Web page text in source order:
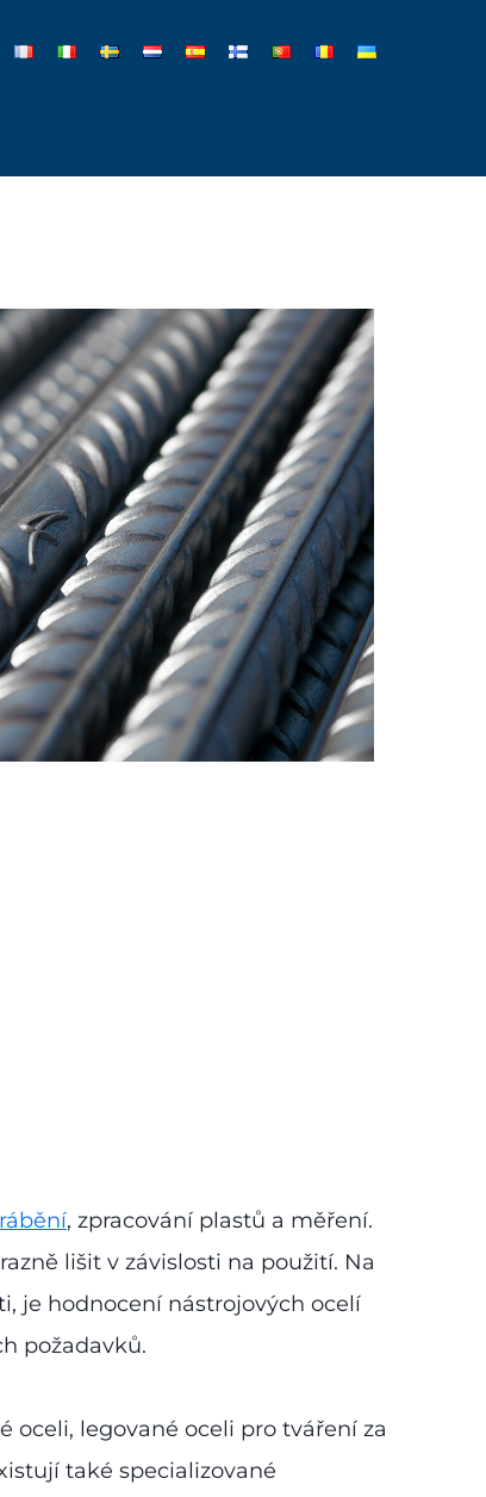
, zpracování plastů a měření.
lišit v závislosti na použití. Na
je hodnocení nástrojových ocelí
požadavků.
oceli, legované oceli pro tváření za
také specializované